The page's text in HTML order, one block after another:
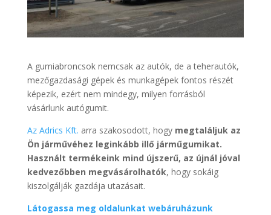
A gumiabroncsok nemcsak az autók, de a teherautók,
mezőgazdasági gépek és munkagépek fontos részét
képezik, ezért nem mindegy, milyen forrásból
vásárlunk autógumit.
Az Adrics Kft. arra szakosodott, hogymegtaláljuk az
Ön járművéhez leginkább illő járműgumikat.
Használt termékeink mind újszerű, az újnál jóval
kedvezőbben megvásárolhatók, hogy sokáig
kiszolgálják gazdája utazásait.
Látogassa meg oldalunkat webáruházunk